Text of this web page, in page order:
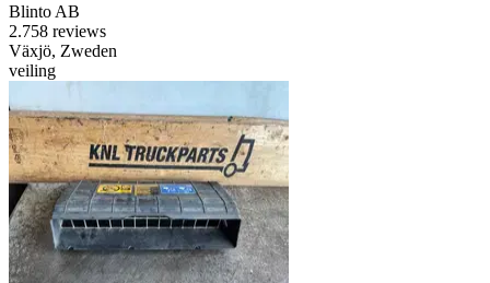
Blinto AB
2.758 reviews
Växjö, Zweden
veiling